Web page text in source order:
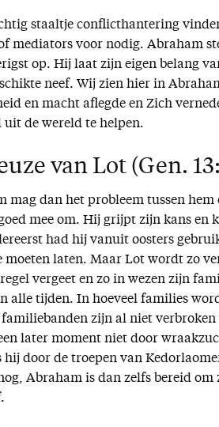
staaltje conflicthantering
mediators voor nodig. Abraham
op. Hij laat zijn eigen belang
neef. Wij zien hier in
en macht aflegde en Zich
uit de wereld te helpen.
van Lot (Gen.
mag dan het probleem tussen
mee om. Hij grijpt zijn kans en
had hij vanuit oosters
moeten laten. Maar Lot wordt zo
vergeet en zo in wezen zijn
alle tijden. In hoeveel families
familiebanden zijn al niet
later moment niet door
hij door de troepen van
Abraham is dan zelfs bereid